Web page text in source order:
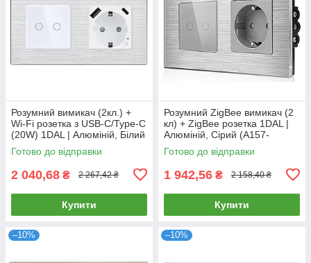
Розумний вимикач (2кл.) +
Wi-Fi розетка з USB-C/Type-C
(20W) 1DAL | Алюміній, Білий
(A157-GSW2G.WF-
STUTC.WF.WT)
Готово до відправки
2 040,68 ₴ 2 267,42 ₴
Купити
Розумний ZigBee вимикач (2
кл) + ZigBee розетка 1DAL |
Алюміній, Сірий (A157-
GSW2G.ZB-ST.ZB.GR)
Готово до відправки
1 942,56 ₴ 2 158,40 ₴
Купити
–10% –10%